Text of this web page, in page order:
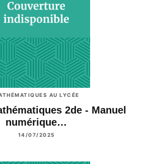
AU LYCÉE
2de - Manuel
numérique…
14/07/2025